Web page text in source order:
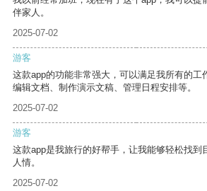
伴家人。
2025-07-02
游客
这款app的功能非常强大，可以满足我所有的工
编辑文档、制作演示文稿、管理日程安排等。
2025-07-02
游客
这款app是我旅行的好帮手，让我能够轻松找到
人情。
2025-07-02